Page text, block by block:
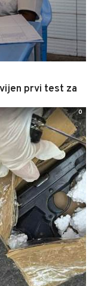
prvi test za
0